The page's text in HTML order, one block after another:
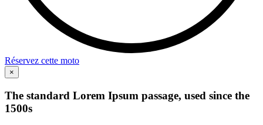
Réservez cette moto
×
The standard Lorem Ipsum passage, used since the
1500s